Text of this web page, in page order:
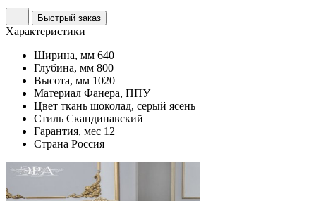
Быстрый заказ
Характеристики
Ширина, мм 640
Глубина, мм 800
Высота, мм 1020
Материал Фанера, ППУ
Цвет ткань шоколад, серый ясень
Стиль Скандинавский
Гарантия, мес 12
Страна Россия